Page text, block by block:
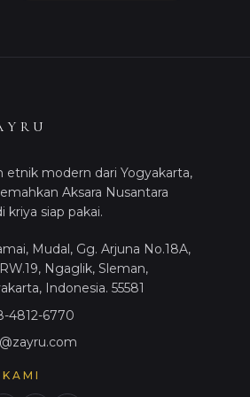
etnik modern dari Yogyakarta,
Aksara Nusantara
kriya siap pakai.
Mudal, Gg. Arjuna No.18A,
RW.19, Ngaglik, Sleman,
Indonesia. 55581
4812-6770